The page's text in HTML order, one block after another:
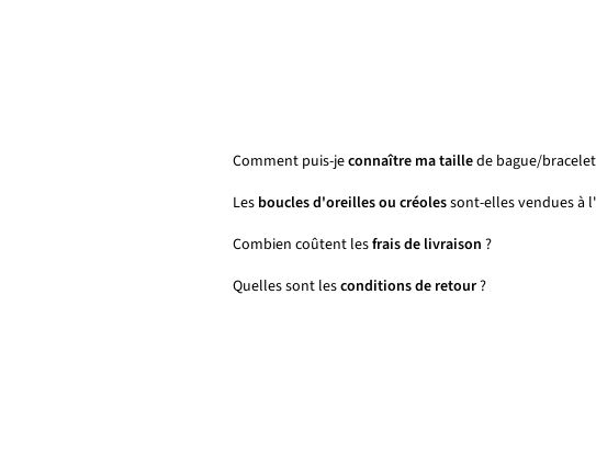
Comment puis-jeconnaître ma taillede bague/
Les boucles d'oreilles ou créolessont-elles vendues à
Combien coûtent lesfrais de livraison ?
Quelles sont lesconditions de retour?